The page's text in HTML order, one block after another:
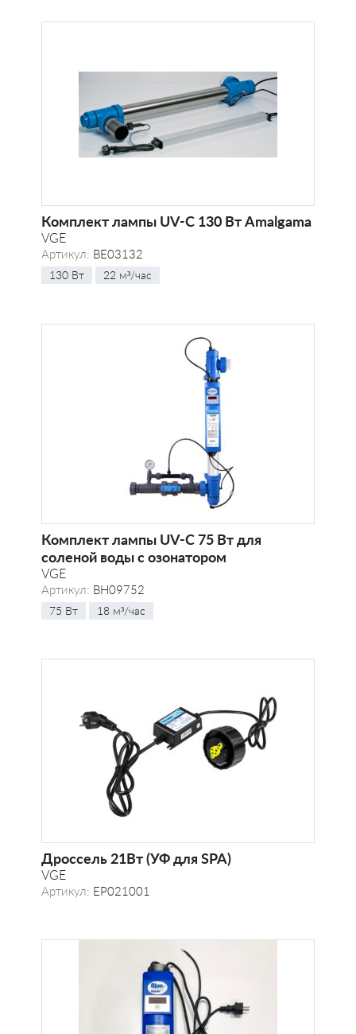
Комплект лампы UV-C 130 Вт Amalgama
VGE
Артикул: BE03132
130 Вт 22 м³/час
Комплект лампы UV-C 75 Вт для
соленой воды с озонатором
VGE
Артикул: BH09752
75 Вт 18 м³/час
Дроcсель 21Вт (УФ для SPA)
VGE
Артикул: EP021001